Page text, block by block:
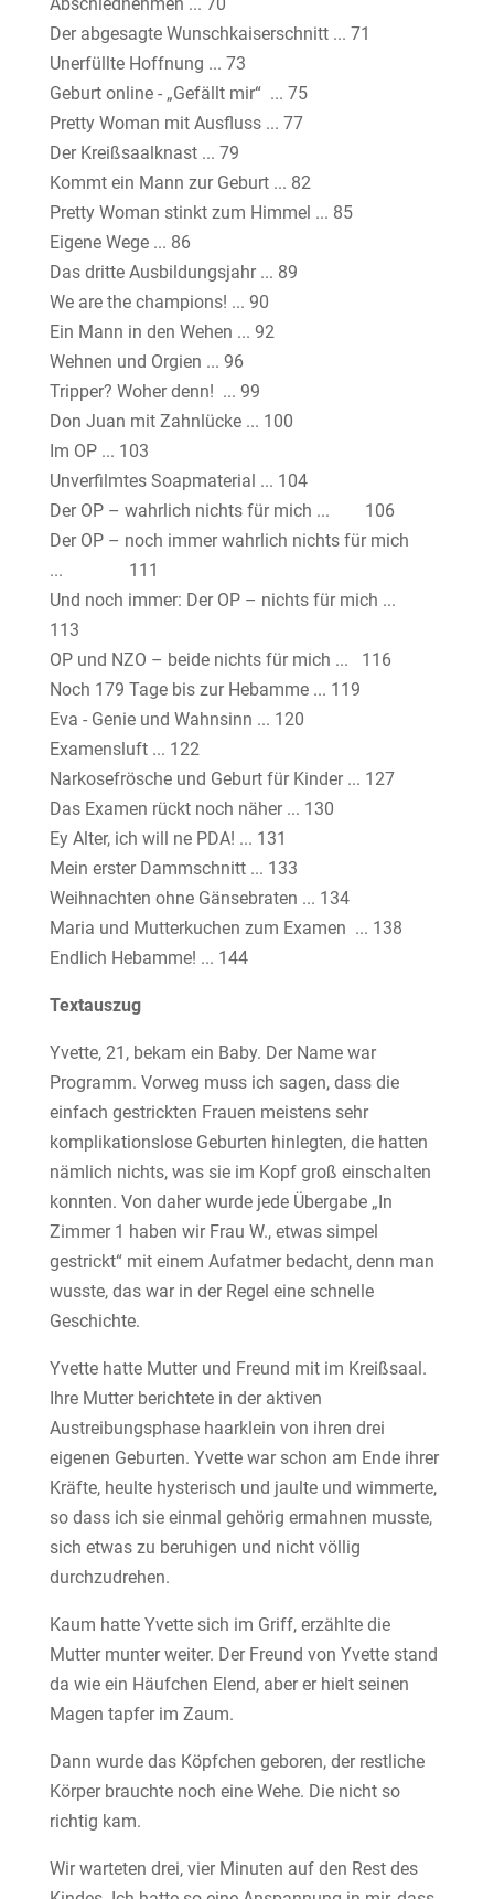
Der abgesagte Wunschkaiserschnitt ... 71
Unerfüllte Hoffnung ... 73
Geburt online - „Gefällt mir“ ... 75
Pretty Woman mit Ausfluss ... 77
Der Kreißsaalknast ... 79
Kommt ein Mann zur Geburt ... 82
Pretty Woman stinkt zum Himmel ... 85
Eigene Wege ... 86
Das dritte Ausbildungsjahr ... 89
We are the champions! ... 90
Ein Mann in den Wehen ... 92
Wehnen und Orgien ... 96
Tripper? Woher denn! ... 99
Don Juan mit Zahnlücke ... 100
Im OP ... 103
Unverfilmtes Soapmaterial ... 104
Der OP – wahrlich nichts für mich ... 106
Der OP – noch immer wahrlich nichts für mich
... 111
Und noch immer: Der OP – nichts für mich ...
113
OP und NZO – beide nichts für mich ... 116
Noch 179 Tage bis zur Hebamme ... 119
Eva - Genie und Wahnsinn ... 120
Examensluft ... 122
Narkosefrösche und Geburt für Kinder ... 127
Das Examen rückt noch näher ... 130
Ey Alter, ich will ne PDA! ... 131
Mein erster Dammschnitt ... 133
Weihnachten ohne Gänsebraten ... 134
Maria und Mutterkuchen zum Examen ... 138
Endlich Hebamme! ... 144
Textauszug
Yvette, 21, bekam ein Baby. Der Name war
Programm. Vorweg muss ich sagen, dass die
einfach gestrickten Frauen meistens sehr
komplikationslose Geburten hinlegten, die hatten
nämlich nichts, was sie im Kopf groß einschalten
konnten. Von daher wurde jede Übergabe „In
Zimmer 1 haben wir Frau W., etwas simpel
gestrickt“ mit einem Aufatmer bedacht, denn man
wusste, das war in der Regel eine schnelle
Geschichte.
Yvette hatte Mutter und Freund mit im Kreißsaal.
Ihre Mutter berichtete in der aktiven
Austreibungsphase haarklein von ihren drei
eigenen Geburten. Yvette war schon am Ende ihrer
Kräfte, heulte hysterisch und jaulte und wimmerte,
so dass ich sie einmal gehörig ermahnen musste,
sich etwas zu beruhigen und nicht völlig
durchzudrehen.
Kaum hatte Yvette sich im Griff, erzählte die
Mutter munter weiter. Der Freund von Yvette stand
da wie ein Häufchen Elend, aber er hielt seinen
Magen tapfer im Zaum.
Dann wurde das Köpfchen geboren, der restliche
Körper brauchte noch eine Wehe. Die nicht so
richtig kam.
Wir warteten drei, vier Minuten auf den Rest des